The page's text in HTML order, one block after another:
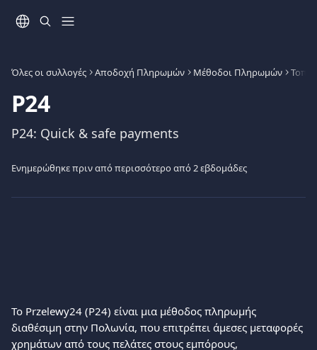
Όλες οι συλλογές Αποδοχή Πληρωμών Μέθοδοι Πληρωμών
P24
P24: Quick & safe payments
Ενημερώθηκε πριν από περισσότερο από 2 εβδομάδες
Το Przelewy24 (P24) είναι μια μέθοδος πληρωμής
διαθέσιμη στην Πολωνία, που επιτρέπει άμεσες μεταφορές
χρημάτων από τους πελάτες στους εμπόρους,